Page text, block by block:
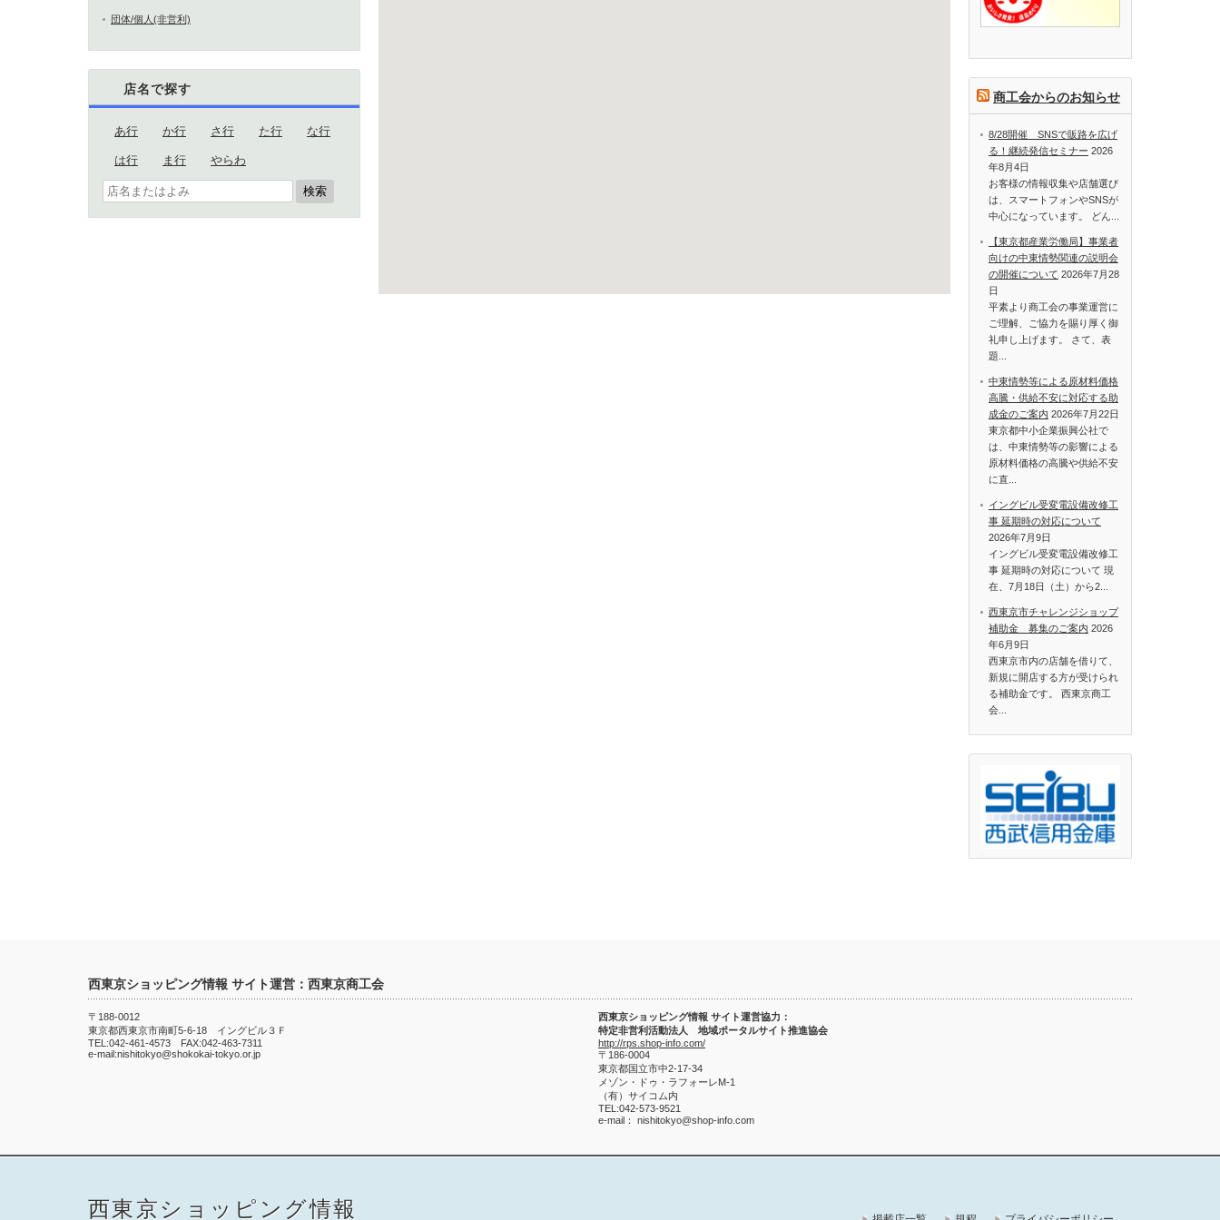
団体/個人(非営利)
店名で探す
あ行 か行 さ行 た行 な行
は行 ま行 やらわ
商工会からのお知らせ
8/28開催 SNSで販路を広げ
る！継続発信セミナー 2026
年8月4日
お客様の情報収集や店舗選び
は、スマートフォンやSNSが
中心になっています。 どん...
【東京都産業労働局】事業者
向けの中東情勢関連の説明会
の開催について 2026年7月28
日
平素より商工会の事業運営に
ご理解、ご協力を賜り厚く御
礼申し上げます。 さて、表
題...
中東情勢等による原材料価格
高騰・供給不安に対応する助
成金のご案内 2026年7月22日
東京都中小企業振興公社で
は、中東情勢等の影響による
原材料価格の高騰や供給不安
に直...
イングビル受変電設備改修工
事 延期時の対応について
2026年7月9日
イングビル受変電設備改修工
事 延期時の対応について 現
在、7月18日（土）から2...
西東京市チャレンジショップ
補助金 募集のご案内 2026
年6月9日
西東京市内の店舗を借りて、
新規に開店する方が受けられ
る補助金です。 西東京商工
会...
西東京ショッピング情報 サイト運営：西東京商工会
〒188-0012
東京都西東京市南町5-6-18 イングビル３Ｆ
TEL:042-461-4573 FAX:042-463-7311
e-mail:nishitokyo@shokokai-tokyo.or.jp
西東京ショッピング情報 サイト運営協力：
特定非営利活動法人 地域ポータルサイト推進協会
http://rps.shop-info.com/
〒186-0004
東京都国立市中2-17-34
メゾン・ドゥ・ラフォーレM-1
（有）サイコム内
TEL:042-573-9521
e-mail： nishitokyo@shop-info.com
西東京ショッピング情報